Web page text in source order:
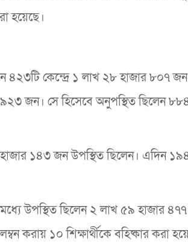
হয়েছে।
৪২৩টি কেন্দ্রে ১ লাখ ২৮ হাজার ৮০৭ জন
জন। সে হিসেবে অনুপস্থিত ছিলেন
হাজার ১৪৩ জন উপস্থিত ছিলেন। এদিন
মধ্যে উপস্থিত ছিলেন ২ লাখ ৫৯ হাজার
করায় ১০ শিক্ষার্থীকে বহিষ্কার করা